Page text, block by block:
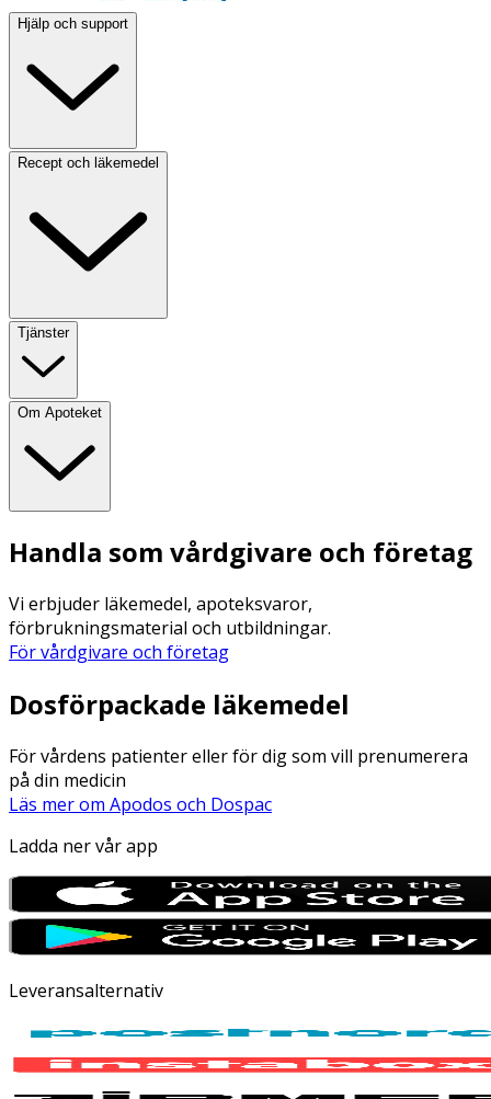
Hjälp och support
Recept och läkemedel
Tjänster
Om Apoteket
Handla som vårdgivare och företag
Vi erbjuder läkemedel, apoteksvaror,
förbrukningsmaterial och utbildningar.
För vårdgivare och företag
Dosförpackade läkemedel
För vårdens patienter eller för dig som vill prenumerera
på din medicin
Läs mer om Apodos och Dospac
Ladda ner vår app
Leveransalternativ